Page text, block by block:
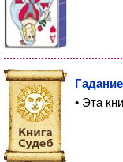
• Эта